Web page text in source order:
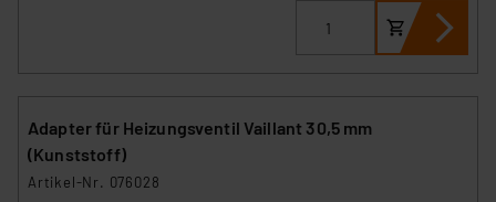
Adapter für Heizungsventil Vaillant 30,5 mm
(Kunststoff)
Artikel-Nr. 076028